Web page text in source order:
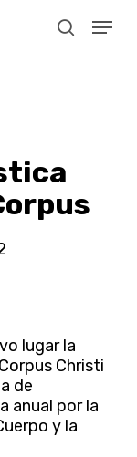
search
Menu
lugar la
Christi
de
anual por la
y la